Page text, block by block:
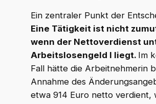
Ein zentraler Punkt der
Eine Tätigkeit ist nicht
wenn der Nettoverdienst
Arbeitslosengeld I liegt. Im
Fall hätte die Arbeitnehmerin
Annahme des
etwa 914 Euro netto verdient,